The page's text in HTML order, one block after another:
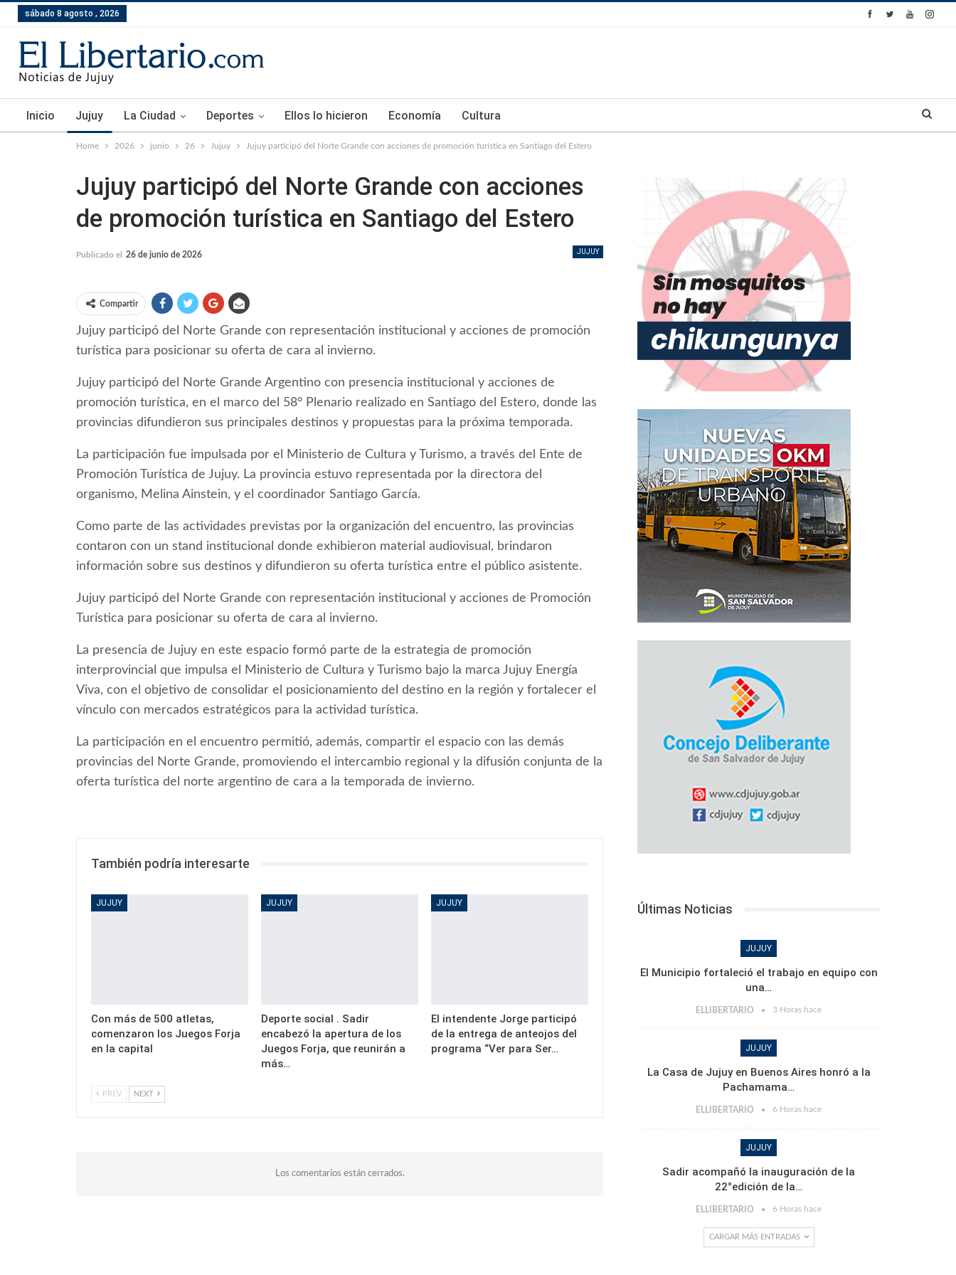
sábado 8 agosto , 2026
Inicio Jujuy La Ciudad Deportes Ellos lo hicieron Economía Cultura
Home 2026 junio 26 Jujuy Jujuy participó del Norte Grande con acciones de promoción turística en Santiago del Estero
Jujuy participó del Norte Grande con acciones
de promoción turística en Santiago del Estero
JUJUY
Publicado el 26 de junio de 2026
Compartir
Jujuy participó del Norte Grande con representación institucional y acciones de promoción
turística para posicionar su oferta de cara al invierno.
Jujuy participó del Norte Grande Argentino con presencia institucional y acciones de
promoción turística, en el marco del 58° Plenario realizado en Santiago del Estero, donde las
provincias difundieron sus principales destinos y propuestas para la próxima temporada.
La participación fue impulsada por el Ministerio de Cultura y Turismo, a través del Ente de
Promoción Turística de Jujuy. La provincia estuvo representada por la directora del
organismo, Melina Ainstein, y el coordinador Santiago García.
Como parte de las actividades previstas por la organización del encuentro, las provincias
contaron con un stand institucional donde exhibieron material audiovisual, brindaron
información sobre sus destinos y difundieron su oferta turística entre el público asistente.
Jujuy participó del Norte Grande con representación institucional y acciones de Promoción
Turística para posicionar su oferta de cara al invierno.
La presencia de Jujuy en este espacio formó parte de la estrategia de promoción
interprovincial que impulsa el Ministerio de Cultura y Turismo bajo la marca Jujuy Energía
Viva, con el objetivo de consolidar el posicionamiento del destino en la región y fortalecer el
vínculo con mercados estratégicos para la actividad turística.
La participación en el encuentro permitió, además, compartir el espacio con las demás
provincias del Norte Grande, promoviendo el intercambio regional y la difusión conjunta de la
oferta turística del norte argentino de cara a la temporada de invierno.
También podría interesarte
JUJUY
Con más de 500 atletas,
comenzaron los Juegos Forja
en la capital
JUJUY
Deporte social . Sadir
encabezó la apertura de los
Juegos Forja, que reunirán a
más…
JUJUY
El intendente Jorge participó
de la entrega de anteojos del
programa “Ver para Ser…
PREV NEXT
Los comentarios están cerrados.
Últimas Noticias
JUJUY
El Municipio fortaleció el trabajo en equipo con
una…
ELLIBERTARIO 3 Horas hace
JUJUY
La Casa de Jujuy en Buenos Aires honró a la
Pachamama…
ELLIBERTARIO 6 Horas hace
JUJUY
Sadir acompañó la inauguración de la
22°edición de la…
ELLIBERTARIO 6 Horas hace
CARGAR MÁS ENTRADAS